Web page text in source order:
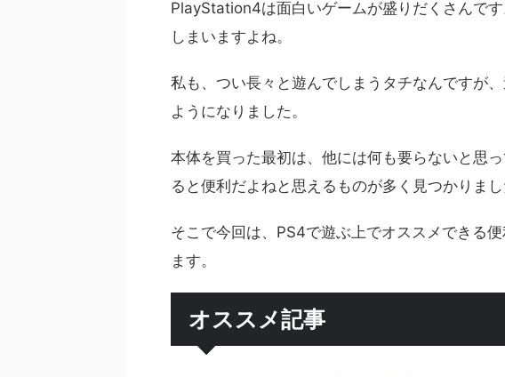
PlayStation4は面白いゲームが盛りだくさんで
しまいますよね。
私も、つい長々と遊んでしまうタチなんですが
ようになりました。
本体を買った最初は、他には何も要らないと思
ると便利だよねと思えるものが多く見つかりまし
そこで今回は、PS4で遊ぶ上でオススメできる
ます。
オススメ記事